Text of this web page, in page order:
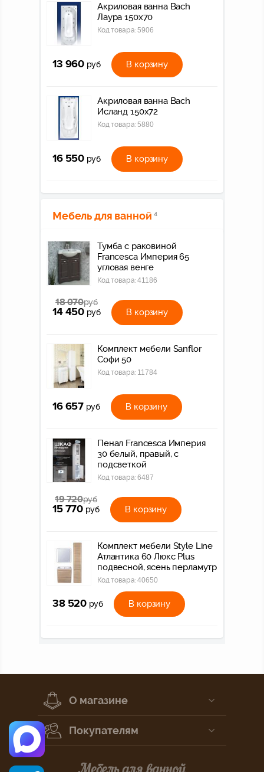
Акриловая ванна Bach
Лаура 150х70
Код товара:5906
13 960 руб В корзину
Акриловая ванна Bach
Исланд 150х72
Код товара:5880
16 550 руб В корзину
Мебель для ванной 4
Тумба с раковиной
Francesca Империя 65
угловая венге
Код товара:41186
18 070руб
14 450 руб В корзину
Комплект мебели Sanflor
Софи 50
Код товара: 11784
16 657 руб В корзину
Пенал Francesca Империя
30 белый, правый, с
подсветкой
Код товара:6487
19 720руб
15 770 руб В корзину
Комплект мебели Style Line
Атлантика 60 Люкс Plus
подвесной, ясень перламутр
Код товара:40650
38 520 руб В корзину
О магазине
Покупателям